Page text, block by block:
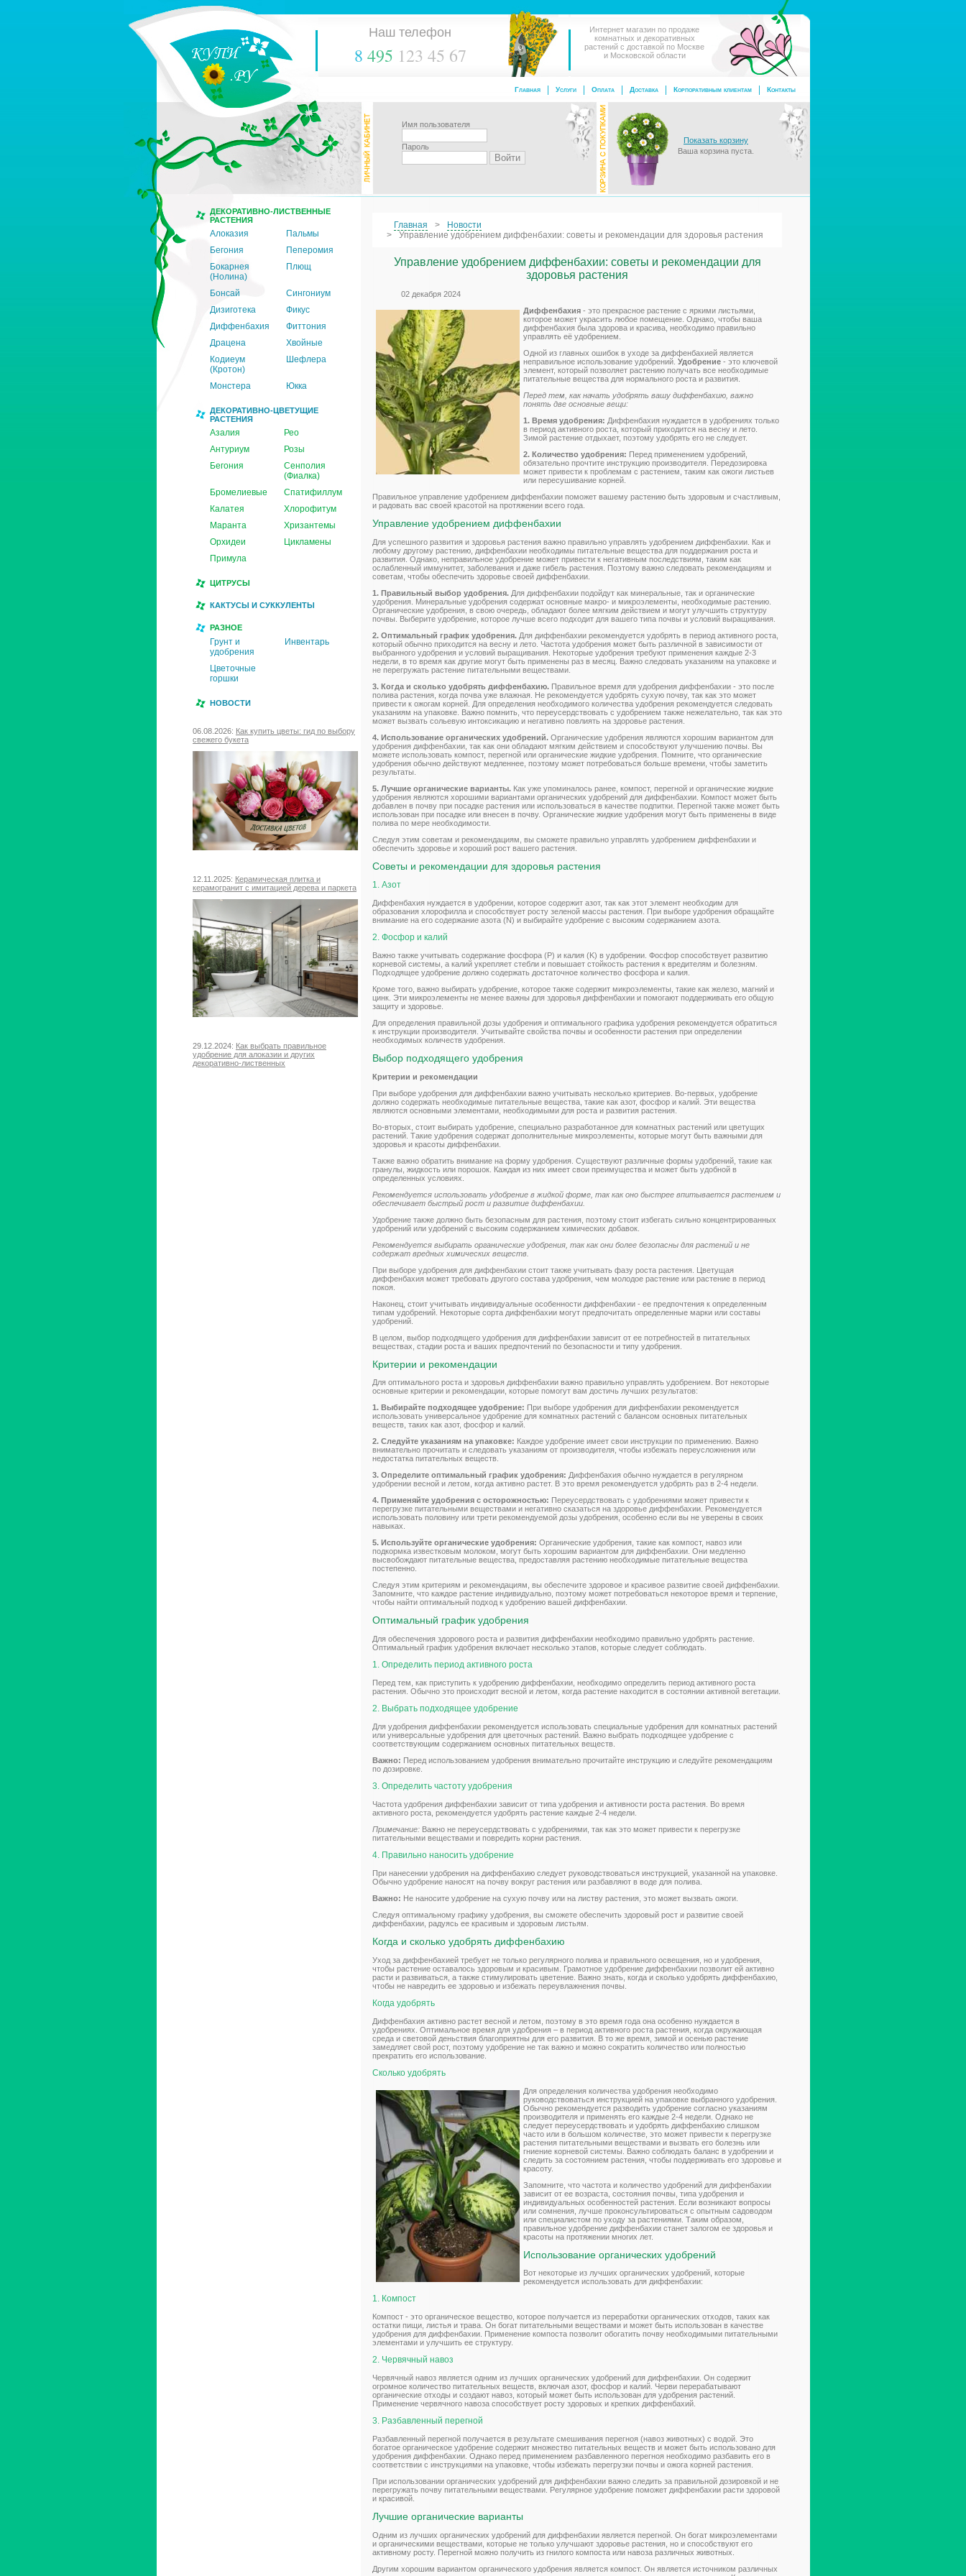
Наш телефон
8 495 123 45 67
Интернет магазин по продаже
комнатных и декоративных
растений с доставкой по Москве
и Московской области
Контакты
Корпоративным клиентам
Доставка
Оплата
Услуги
Главная
Имя пользователя
Пароль
Показать корзину
Ваша корзина пуста.
ДЕКОРАТИВНО-ЛИСТВЕННЫЕ
РАСТЕНИЯ
Алоказия
Пальмы
Бегония
Пеперомия
Бокарнея
(Нолина)
Плющ
Бонсай
Сингониум
Дизиготека
Фикус
Диффенбахия
Фиттония
Драцена
Хвойные
Кодиеум
(Кротон)
Шефлера
Монстера Юкка
ДЕКОРАТИВНО-ЦВЕТУЩИЕ
РАСТЕНИЯ
Азалия
Рео
Антуриум
Розы
Бегония
Сенполия
(Фиалка)
Бромелиевые
Спатифиллум
Калатея
Хлорофитум
Маранта
Хризантемы
Орхидеи
Цикламены
Примула
ЦИТРУСЫ
КАКТУСЫ И СУККУЛЕНТЫ
РАЗНОЕ
Грунт и
удобрения
Инвентарь
Цветочные
горшки
НОВОСТИ
06.08.2026: Как купить цветы: гид по выбору
свежего букета
12.11.2025: Керамическая плитка и
керамогранит с имитацией дерева и паркета
29.12.2024: Как выбрать правильное
удобрение для алоказии и других
декоративно-лиственных
Главная
Новости
Управление удобрением диффенбахии: советы и рекомендации для здоровья растения
Управление удобрением диффенбахии: советы и рекомендации для
здоровья растения
02 декабря 2024
Диффенбахия - это прекрасное растение с яркими листьями,
которое может украсить любое помещение. Однако, чтобы ваша
диффенбахия была здорова и красива, необходимо правильно
управлять её удобрением.
Одной из главных ошибок в уходе за диффенбахией является
неправильное использование удобрений. Удобрение - это ключевой
элемент, который позволяет растению получать все необходимые
питательные вещества для нормального роста и развития.
Перед тем, как начать удобрять вашу диффенбахию, важно
понять две основные вещи:
1. Время удобрения: Диффенбахия нуждается в удобрениях только
в период активного роста, который приходится на весну и лето.
Зимой растение отдыхает, поэтому удобрять его не следует.
2. Количество удобрения: Перед применением удобрений,
обязательно прочтите инструкцию производителя. Передозировка
может привести к проблемам с растением, таким как ожоги листьев
или пересушивание корней.
Правильное управление удобрением диффенбахии поможет вашему растению быть здоровым и счастливым,
и радовать вас своей красотой на протяжении всего года.
Управление удобрением диффенбахии
Для успешного развития и здоровья растения важно правильно управлять удобрением диффенбахии. Как и
любому другому растению, диффенбахии необходимы питательные вещества для поддержания роста и
развития. Однако, неправильное удобрение может привести к негативным последствиям, таким как
ослабленный иммунитет, заболевания и даже гибель растения. Поэтому важно следовать рекомендациям и
советам, чтобы обеспечить здоровье своей диффенбахии.
1. Правильный выбор удобрения. Для диффенбахии подойдут как минеральные, так и органические
удобрения. Минеральные удобрения содержат основные макро- и микроэлементы, необходимые растению.
Органические удобрения, в свою очередь, обладают более мягким действием и могут улучшить структуру
почвы. Выберите удобрение, которое лучше всего подходит для вашего типа почвы и условий выращивания.
2. Оптимальный график удобрения. Для диффенбахии рекомендуется удобрять в период активного роста,
который обычно приходится на весну и лето. Частота удобрения может быть различной в зависимости от
выбранного удобрения и условий выращивания. Некоторые удобрения требуют применения каждые 2-3
недели, в то время как другие могут быть применены раз в месяц. Важно следовать указаниям на упаковке и
не перегружать растение питательными веществами.
3. Когда и сколько удобрять диффенбахию. Правильное время для удобрения диффенбахии - это после
полива растения, когда почва уже влажная. Не рекомендуется удобрять сухую почву, так как это может
привести к ожогам корней. Для определения необходимого количества удобрения рекомендуется следовать
указаниям на упаковке. Важно помнить, что переусердствовать с удобрением также нежелательно, так как это
может вызвать сольевую интоксикацию и негативно повлиять на здоровье растения.
4. Использование органических удобрений. Органические удобрения являются хорошим вариантом для
удобрения диффенбахии, так как они обладают мягким действием и способствуют улучшению почвы. Вы
можете использовать компост, перегной или органические жидкие удобрения. Помните, что органические
удобрения обычно действуют медленнее, поэтому может потребоваться больше времени, чтобы заметить
результаты.
5. Лучшие органические варианты. Как уже упоминалось ранее, компост, перегной и органические жидкие
удобрения являются хорошими вариантами органических удобрений для диффенбахии. Компост может быть
добавлен в почву при посадке растения или использоваться в качестве подпитки. Перегной также может быть
использован при посадке или внесен в почву. Органические жидкие удобрения могут быть применены в виде
полива по мере необходимости.
Следуя этим советам и рекомендациям, вы сможете правильно управлять удобрением диффенбахии и
обеспечить здоровье и хороший рост вашего растения.
Советы и рекомендации для здоровья растения
1. Азот
Диффенбахия нуждается в удобрении, которое содержит азот, так как этот элемент необходим для
образования хлорофилла и способствует росту зеленой массы растения. При выборе удобрения обращайте
внимание на его содержание азота (N) и выбирайте удобрение с высоким содержанием азота.
2. Фосфор и калий
Важно также учитывать содержание фосфора (P) и калия (K) в удобрении. Фосфор способствует развитию
корневой системы, а калий укрепляет стебли и повышает стойкость растения к вредителям и болезням.
Подходящее удобрение должно содержать достаточное количество фосфора и калия.
Кроме того, важно выбирать удобрение, которое также содержит микроэлементы, такие как железо, магний и
цинк. Эти микроэлементы не менее важны для здоровья диффенбахии и помогают поддерживать его общую
защиту и здоровье.
Для определения правильной дозы удобрения и оптимального графика удобрения рекомендуется обратиться
к инструкции производителя. Учитывайте свойства почвы и особенности растения при определении
необходимых количеств удобрения.
Выбор подходящего удобрения
Критерии и рекомендации
При выборе удобрения для диффенбахии важно учитывать несколько критериев. Во-первых, удобрение
должно содержать необходимые питательные вещества, такие как азот, фосфор и калий. Эти вещества
являются основными элементами, необходимыми для роста и развития растения.
Во-вторых, стоит выбирать удобрение, специально разработанное для комнатных растений или цветущих
растений. Такие удобрения содержат дополнительные микроэлементы, которые могут быть важными для
здоровья и красоты диффенбахии.
Также важно обратить внимание на форму удобрения. Существуют различные формы удобрений, такие как
гранулы, жидкость или порошок. Каждая из них имеет свои преимущества и может быть удобной в
определенных условиях.
Рекомендуется использовать удобрение в жидкой форме, так как оно быстрее впитывается растением и
обеспечивает быстрый рост и развитие диффенбахии.
Удобрение также должно быть безопасным для растения, поэтому стоит избегать сильно концентрированных
удобрений или удобрений с высоким содержанием химических добавок.
Рекомендуется выбирать органические удобрения, так как они более безопасны для растений и не
содержат вредных химических веществ.
При выборе удобрения для диффенбахии стоит также учитывать фазу роста растения. Цветущая
диффенбахия может требовать другого состава удобрения, чем молодое растение или растение в период
покоя.
Наконец, стоит учитывать индивидуальные особенности диффенбахии - ее предпочтения к определенным
типам удобрений. Некоторые сорта диффенбахии могут предпочитать определенные марки или составы
удобрений.
В целом, выбор подходящего удобрения для диффенбахии зависит от ее потребностей в питательных
веществах, стадии роста и ваших предпочтений по безопасности и типу удобрения.
Критерии и рекомендации
Для оптимального роста и здоровья диффенбахии важно правильно управлять удобрением. Вот некоторые
основные критерии и рекомендации, которые помогут вам достичь лучших результатов:
1. Выбирайте подходящее удобрение: При выборе удобрения для диффенбахии рекомендуется
использовать универсальное удобрение для комнатных растений с балансом основных питательных
веществ, таких как азот, фосфор и калий.
2. Следуйте указаниям на упаковке: Каждое удобрение имеет свои инструкции по применению. Важно
внимательно прочитать и следовать указаниям от производителя, чтобы избежать переусложнения или
недостатка питательных веществ.
3. Определите оптимальный график удобрения: Диффенбахия обычно нуждается в регулярном
удобрении весной и летом, когда активно растет. В это время рекомендуется удобрять раз в 2-4 недели.
4. Применяйте удобрения с осторожностью: Переусердствовать с удобрениями может привести к
перегрузке питательными веществами и негативно сказаться на здоровье диффенбахии. Рекомендуется
использовать половину или трети рекомендуемой дозы удобрения, особенно если вы не уверены в своих
навыках.
5. Используйте органические удобрения: Органические удобрения, такие как компост, навоз или
подкормка известковым молоком, могут быть хорошим вариантом для диффенбахии. Они медленно
высвобождают питательные вещества, предоставляя растению необходимые питательные вещества
постепенно.
Следуя этим критериям и рекомендациям, вы обеспечите здоровое и красивое развитие своей диффенбахии.
Запомните, что каждое растение индивидуально, поэтому может потребоваться некоторое время и терпение,
чтобы найти оптимальный подход к удобрению вашей диффенбахии.
Оптимальный график удобрения
Для обеспечения здорового роста и развития диффенбахии необходимо правильно удобрять растение.
Оптимальный график удобрения включает несколько этапов, которые следует соблюдать.
1. Определить период активного роста
Перед тем, как приступить к удобрению диффенбахии, необходимо определить период активного роста
растения. Обычно это происходит весной и летом, когда растение находится в состоянии активной вегетации.
2. Выбрать подходящее удобрение
Для удобрения диффенбахии рекомендуется использовать специальные удобрения для комнатных растений
или универсальные удобрения для цветочных растений. Важно выбрать подходящее удобрение с
соответствующим содержанием основных питательных веществ.
Важно: Перед использованием удобрения внимательно прочитайте инструкцию и следуйте рекомендациям
по дозировке.
3. Определить частоту удобрения
Частота удобрения диффенбахии зависит от типа удобрения и активности роста растения. Во время
активного роста, рекомендуется удобрять растение каждые 2-4 недели.
Примечание: Важно не переусердствовать с удобрениями, так как это может привести к перегрузке
питательными веществами и повредить корни растения.
4. Правильно наносить удобрение
При нанесении удобрения на диффенбахию следует руководствоваться инструкцией, указанной на упаковке.
Обычно удобрение наносят на почву вокруг растения или разбавляют в воде для полива.
Важно: Не наносите удобрение на сухую почву или на листву растения, это может вызвать ожоги.
Следуя оптимальному графику удобрения, вы сможете обеспечить здоровый рост и развитие своей
диффенбахии, радуясь ее красивым и здоровым листьям.
Когда и сколько удобрять диффенбахию
Уход за диффенбахией требует не только регулярного полива и правильного освещения, но и удобрения,
чтобы растение оставалось здоровым и красивым. Грамотное удобрение диффенбахии позволит ей активно
расти и развиваться, а также стимулировать цветение. Важно знать, когда и сколько удобрять диффенбахию,
чтобы не навредить ее здоровью и избежать переувлажнения почвы.
Когда удобрять
Диффенбахия активно растет весной и летом, поэтому в это время года она особенно нуждается в
удобрениях. Оптимальное время для удобрения – в период активного роста растения, когда окружающая
среда и световой деньствия благоприятны для его развития. В то же время, зимой и осенью растение
замедляет свой рост, поэтому удобрение не так важно и можно сократить количество или полностью
прекратить его использование.
Сколько удобрять
Для определения количества удобрения необходимо
руководствоваться инструкцией на упаковке выбранного удобрения.
Обычно рекомендуется разводить удобрение согласно указаниям
производителя и применять его каждые 2-4 недели. Однако не
следует переусердствовать и удобрять диффенбахию слишком
часто или в большом количестве, это может привести к перегрузке
растения питательными веществами и вызвать его болезнь или
гниение корневой системы. Важно соблюдать баланс в удобрении и
следить за состоянием растения, чтобы поддерживать его здоровье и
красоту.
Запомните, что частота и количество удобрений для диффенбахии
зависит от ее возраста, состояния почвы, типа удобрения и
индивидуальных особенностей растения. Если возникают вопросы
или сомнения, лучше проконсультироваться с опытным садоводом
или специалистом по уходу за растениями. Таким образом,
правильное удобрение диффенбахии станет залогом ее здоровья и
красоты на протяжении многих лет.
Использование органических удобрений
Вот некоторые из лучших органических удобрений, которые
рекомендуется использовать для диффенбахии:
1. Компост
Компост - это органическое вещество, которое получается из переработки органических отходов, таких как
остатки пищи, листья и трава. Он богат питательными веществами и может быть использован в качестве
удобрения для диффенбахии. Применение компоста позволит обогатить почву необходимыми питательными
элементами и улучшить ее структуру.
2. Червячный навоз
Червячный навоз является одним из лучших органических удобрений для диффенбахии. Он содержит
огромное количество питательных веществ, включая азот, фосфор и калий. Черви перерабатывают
органические отходы и создают навоз, который может быть использован для удобрения растений.
Применение червячного навоза способствует росту здоровых и крепких диффенбахий.
3. Разбавленный перегной
Разбавленный перегной получается в результате смешивания перегноя (навоз животных) с водой. Это
богатое органическое удобрение содержит множество питательных веществ и может быть использовано для
удобрения диффенбахии. Однако перед применением разбавленного перегноя необходимо разбавить его в
соответствии с инструкциями на упаковке, чтобы избежать перегрузки почвы и ожога корней растения.
При использовании органических удобрений для диффенбахии важно следить за правильной дозировкой и не
перегружать почву питательными веществами. Регулярное удобрение поможет диффенбахии расти здоровой
и красивой.
Лучшие органические варианты
Одним из лучших органических удобрений для диффенбахии является перегной. Он богат микроэлементами
и органическими веществами, которые не только улучшают здоровье растения, но и способствуют его
активному росту. Перегной можно получить из гнилого компоста или навоза различных животных.
Другим хорошим вариантом органического удобрения является компост. Он является источником различных